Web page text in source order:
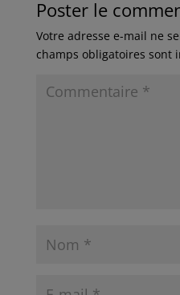
Poster le
Votre adresse e-mail ne
champs obligatoires sont